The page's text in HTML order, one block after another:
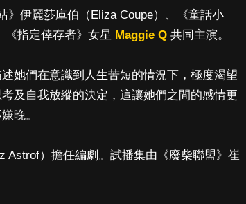
》伊麗莎庫伯（Eliza Coupe）、《童話小
《指定倖存者》女星 Maggie Q 共同主演。
她們在意識到人生苦短的情況下，極度渴望
及自我放縱的決定，這讓她們之間的感情更
晚。
Astrof）擔任編劇。試播集由《廢柴聯盟》崔